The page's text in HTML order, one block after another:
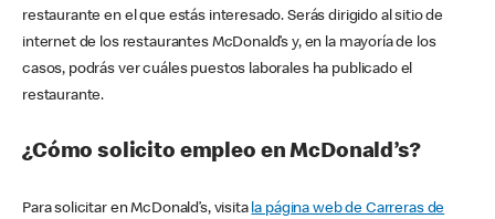
restaurante en el que estás interesado. Serás dirigido al sitio de
internet de los restaurantes McDonald’s y, en la mayoría de los
casos, podrás ver cuáles puestos laborales ha publicado el
restaurante.
¿Cómo solicito empleo en McDonald’s?
Para solicitar en McDonald’s, visita la página web de Carreras de